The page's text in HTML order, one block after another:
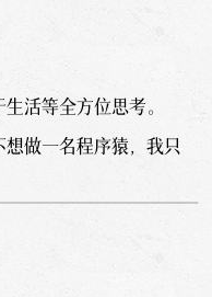
活等全方位思考。
做一名程序猿，我只